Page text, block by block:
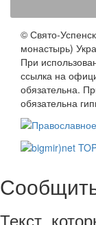
© Свято-
монастырь)
При
ссылка на
обязательна.
обязательна
Текст,